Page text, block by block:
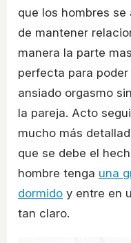
que los hombres
de mantener
manera la parte
perfecta para
ansiado orgasmo
la pareja. Acto
mucho más
que se debe el
hombre tenga una
dormido y entre en
tan claro.